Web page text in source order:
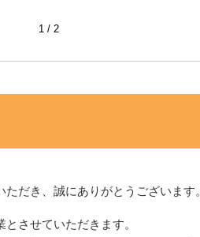
1 2
ただき、誠にありがとうございます。
させていただきます。